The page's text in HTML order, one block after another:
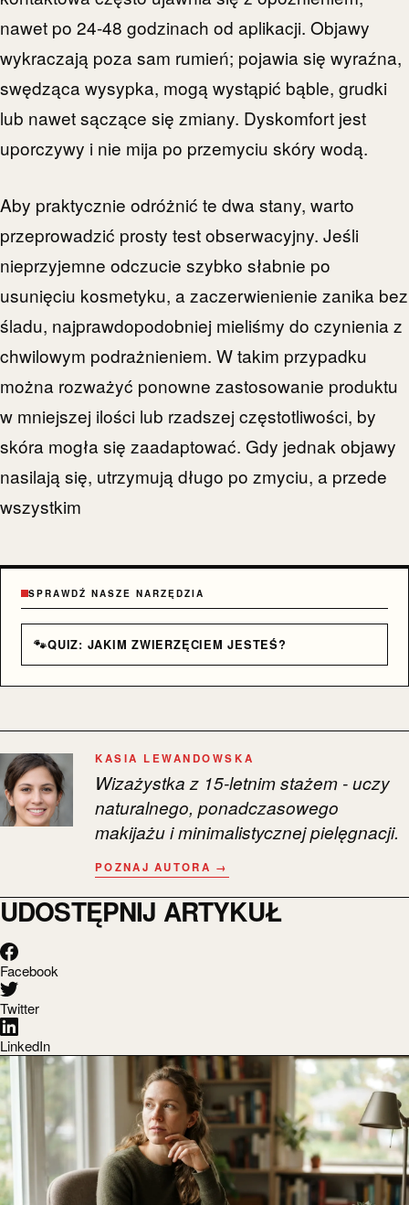
nawet po 24-48 godzinach od aplikacji. Objawy
wykraczają poza sam rumień; pojawia się wyraźna,
swędząca wysypka, mogą wystąpić bąble, grudki
lub nawet sączące się zmiany. Dyskomfort jest
uporczywy i nie mija po przemyciu skóry wodą.
Aby praktycznie odróżnić te dwa stany, warto
przeprowadzić prosty test obserwacyjny. Jeśli
nieprzyjemne odczucie szybko słabnie po
usunięciu kosmetyku, a zaczerwienienie zanika bez
śladu, najprawdopodobniej mieliśmy do czynienia z
chwilowym podrażnieniem. W takim przypadku
można rozważyć ponowne zastosowanie produktu
w mniejszej ilości lub rzadszej częstotliwości, by
skóra mogła się zaadaptować. Gdy jednak objawy
nasilają się, utrzymują długo po zmyciu, a przede
wszystkim
SPRAWDŹ NASZE NARZĘDZIA
🐾QUIZ: JAKIM ZWIERZĘCIEM JESTEŚ?
KASIA LEWANDOWSKA
Wizażystka z 15-letnim stażem - uczy
naturalnego, ponadczasowego
makijażu i minimalistycznej pielęgnacji.
POZNAJ AUTORA →
UDOSTĘPNIJ ARTYKUŁ
Facebook
Twitter
LinkedIn